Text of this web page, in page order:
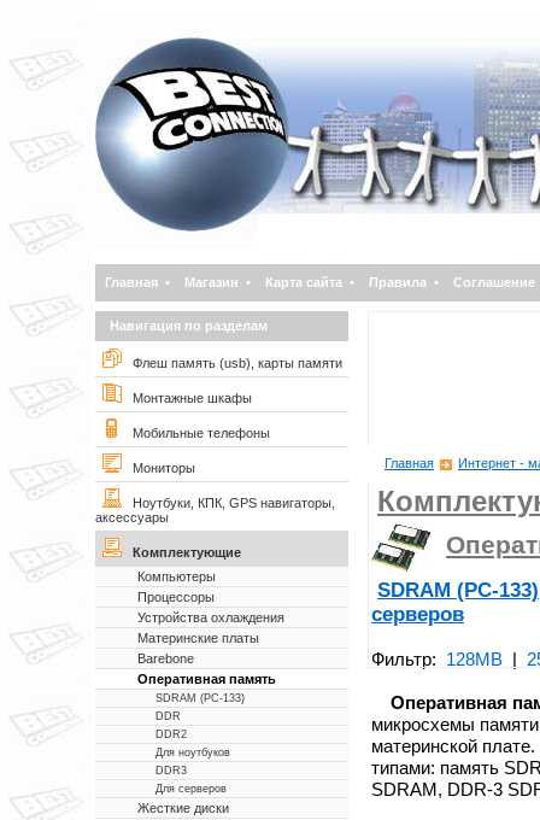
Главная • Магазин • Карта сайта • Правила • Соглашение
Навигация по разделам
Флеш память (usb), карты памяти
Монтажные шкафы
Мобильные телефоны
Мониторы
Ноутбуки, КПК, GPS навигаторы,
аксессуары
Комплектующие
Компьютеры
Процессоры
Устройства охлаждения
Материнские платы
Barebone
Оперативная память
SDRAM (PC-133)
DDR
DDR2
Для ноутбуков
DDR3
Для серверов
Жесткие диски
Главная Интернет -
SDRAM (PC-133)
серверов
Фильтр: 128MB |
Оперативная
микросхемы
материнской
типами: память
SDRAM, DDR-3